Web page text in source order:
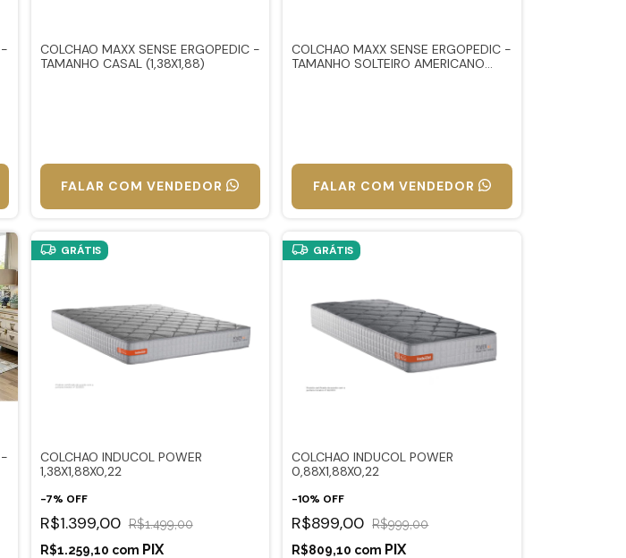
-
COLCHAO MAXX SENSE ERGOPEDIC -
TAMANHO CASAL (1,38X1,88)
FALAR COM VENDEDOR
COLCHAO MAXX SENSE ERGOPEDIC -
TAMANHO SOLTEIRO AMERICANO
FALAR COM VENDEDOR
-
GRÁTIS
COLCHAO INDUCOL POWER
1,38X1,88X0,22
-7% OFF
R$1.399,00 R$1.499,00
R$1.259,10 com
GRÁTIS
COLCHAO INDUCOL POWER
0,88X1,88X0,22
-10% OFF
R$899,00 R$999,00
R$809,10 com